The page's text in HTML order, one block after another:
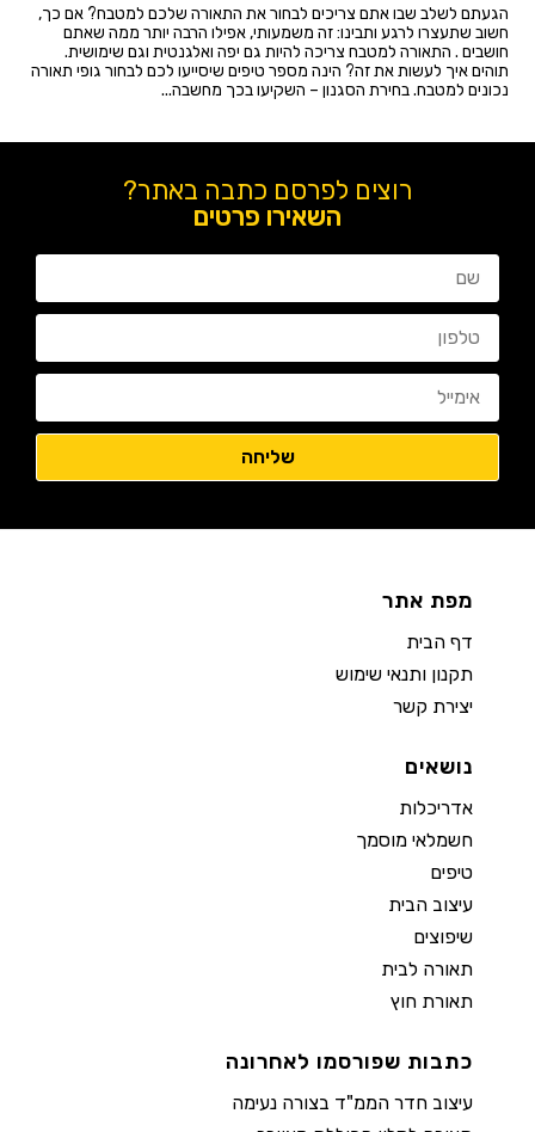
הגעתם לשלב שבו אתם צריכים לבחור את התאורה שלכם למטבח? אם כך,
חשוב שתעצרו לרגע ותבינו: זה משמעותי, אפילו הרבה יותר ממה שאתם
חושבים . התאורה למטבח צריכה להיות גם יפה ואלגנטית וגם שימושית.
תוהים איך לעשות את זה? הינה מספר טיפים שיסייעו לכם לבחור גופי תאורה
נכונים למטבח. בחירת הסגנון – השקיעו בכך מחשבה...
רוצים לפרסם כתבה באתר?
השאירו פרטים
מפת אתר
דף הבית
תקנון ותנאי שימוש
יצירת קשר
נושאים
אדריכלות
חשמלאי מוסמך
טיפים
עיצוב הבית
שיפוצים
תאורה לבית
תאורת חוץ
כתבות שפורסמו לאחרונה
עיצוב חדר הממ"ד בצורה נעימה